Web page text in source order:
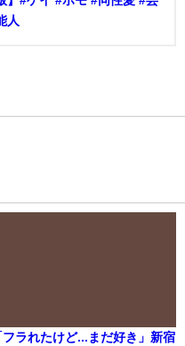
人
フラれたけど...まだ好き」新宿